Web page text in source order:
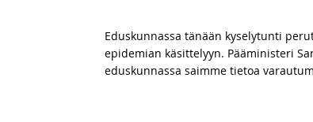
Eduskunnassa tänään kyselytunti
epidemian käsittelyyn. Pääministeri
eduskunnassa saimme tietoa